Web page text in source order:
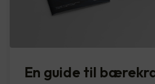
En guide til